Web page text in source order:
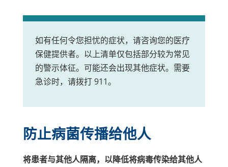
如有任何令您担忧的症状，请咨询您的医疗
保健提供者。以上清单仅包括部分较为常见
的警示体征。可能还会出现其他症状。需要
急诊时，请拨打 911。
防止病菌传播给他人
将患者与其他人隔离，以降低将病毒传染给其他人